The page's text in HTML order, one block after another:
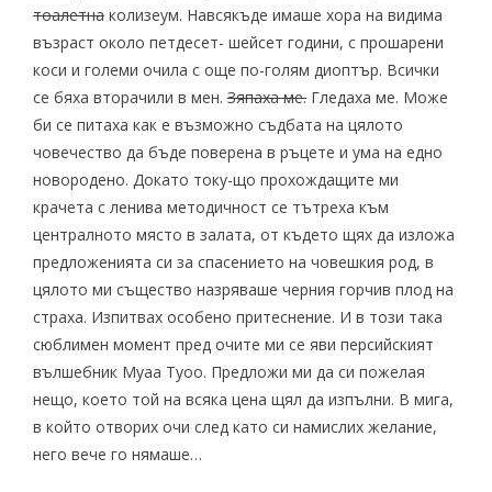
тоалетна колизеум. Навсякъде имаше хора на видима
възраст около петдесет- шейсет години, с прошарени
коси и големи очила с още по-голям диоптър. Всички
се бяха вторачили в мен. Зяпаха ме. Гледаха ме. Може
би се питаха как е възможно съдбата на цялото
човечество да бъде поверена в ръцете и ума на едно
новородено. Докато току-що прохождащите ми
крачета с ленива методичност се тътреха към
централното място в залата, от където щях да изложа
предложенията си за спасението на човешкия род, в
цялото ми същество назряваше черния горчив плод на
страха. Изпитвах особено притеснение. И в този така
сюблимен момент пред очите ми се яви персийският
вълшебник Муаа Туоо. Предложи ми да си пожелая
нещо, което той на всяка цена щял да изпълни. В мига,
в който отворих очи след като си намислих желание,
него вече го нямаше…